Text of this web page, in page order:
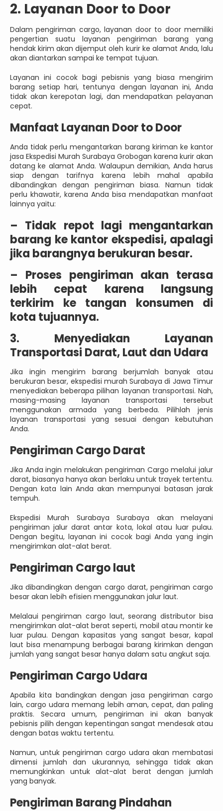
2. Layanan Door to Door
Dalam pengiriman cargo, layanan door to door memiliki
pengertian suatu layanan pengiriman barang yang
hendak kirim akan dijemput oleh kurir ke alamat Anda, lalu
akan diantarkan sampai ke tempat tujuan.
Layanan ini cocok bagi pebisnis yang biasa mengirim
barang setiap hari, tentunya dengan layanan ini, Anda
tidak akan kerepotan lagi, dan mendapatkan pelayanan
cepat.
Manfaat Layanan Door to Door
Anda tidak perlu mengantarkan barang kiriman ke kantor
jasa Ekspedisi Murah Surabaya Grobogan karena kurir akan
datang ke alamat Anda. Walaupun demikian, Anda harus
siap dengan tarifnya karena lebih mahal apabila
dibandingkan dengan pengiriman biasa. Namun tidak
perlu khawatir, karena Anda bisa mendapatkan manfaat
lainnya yaitu:
– Tidak repot lagi mengantarkan
barang ke kantor ekspedisi, apalagi
jika barangnya berukuran besar.
– Proses pengiriman akan terasa
lebih cepat karena langsung
terkirim ke tangan konsumen di
kota tujuannya.
3. Menyediakan Layanan
Transportasi Darat, Laut dan Udara
Jika ingin mengirim barang berjumlah banyak atau
berukuran besar, ekspedisi murah Surabaya di Jawa Timur
menyediakan beberapa pilihan layanan transportasi. Nah,
masing-masing layanan transportasi tersebut
menggunakan armada yang berbeda. Pilihlah jenis
layanan transportasi yang sesuai dengan kebutuhan
Anda.
Pengiriman Cargo Darat
Jika Anda ingin melakukan pengiriman Cargo melalui jalur
darat, biasanya hanya akan berlaku untuk trayek tertentu.
Dengan kata lain Anda akan mempunyai batasan jarak
tempuh.
Ekspedisi Murah Surabaya Surabaya akan melayani
pengiriman jalur darat antar kota, lokal atau luar pulau.
Dengan begitu, layanan ini cocok bagi Anda yang ingin
mengirimkan alat-alat berat.
Pengiriman Cargo laut
Jika dibandingkan dengan cargo darat, pengiriman cargo
besar akan lebih efisien menggunakan jalur laut.
Melalaui pengiriman cargo laut, seorang distributor bisa
mengirimkan alat-alat berat seperti, mobil atau montir ke
luar pulau. Dengan kapasitas yang sangat besar, kapal
laut bisa menampung berbagai barang kirimkan dengan
jumlah yang sangat besar hanya dalam satu angkut saja.
Pengiriman Cargo Udara
Apabila kita bandingkan dengan jasa pengiriman cargo
lain, cargo udara memang lebih aman, cepat, dan paling
praktis. Secara umum, pengiriman ini akan banyak
pebisnis pilih dengan kepentingan sangat mendesak atau
dengan batas waktu tertentu.
Namun, untuk pengiriman cargo udara akan membatasi
dimensi jumlah dan ukurannya, sehingga tidak akan
memungkinkan untuk alat-alat berat dengan jumlah
yang banyak.
Pengiriman Barang Pindahan